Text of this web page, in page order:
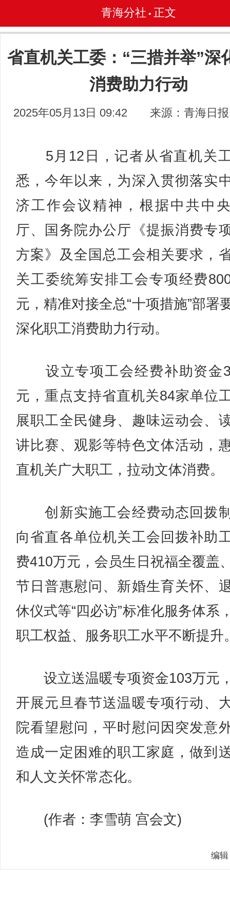
青海分社 • 正文
省直机关工委：“三措并举”深
消费助力行动
2025年05月13日 09:42 来源：青海日报
5月12日，记者从省直机关
悉，今年以来，为深入贯彻落实
济工作会议精神，根据中共中
厅、国务院办公厅《提振消费专
方案》及全国总工会相关要求，
关工委统筹安排工会专项经费
元，精准对接全总“十项措施”部署
深化职工消费助力行动。
设立专项工会经费补助资金
元，重点支持省直机关84家单位
展职工全民健身、趣味运动会、
讲比赛、观影等特色文体活动，
直机关广大职工，拉动文体消费。
创新实施工会经费动态回拨
向省直各单位机关工会回拨补助
费410万元，会员生日祝福全覆盖
节日普惠慰问、新婚生育关怀、
休仪式等“四必访”标准化服务体系
职工权益、服务职工水平不断提升
设立送温暖专项资金103万元
开展元旦春节送温暖专项行动、
院看望慰问，平时慰问因突发意
造成一定困难的职工家庭，做到
和人文关怀常态化。
(作者：李雪萌 宫会文)
编